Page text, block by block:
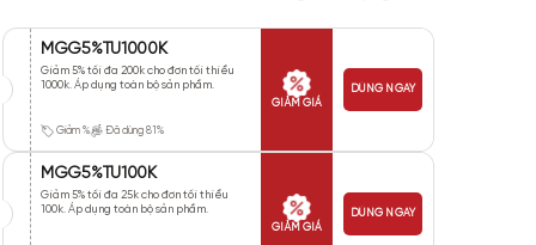
MGG5%TU1000K
Giảm 5% tối đa 200k cho đơn tối thiểu
1000k. Áp dụng toàn bộ sản phẩm.
Giảm % Đã dùng 81%
GIẢM GIÁ
DÙNG NGAY
MGG5%TU100K
Giảm 5% tối đa 25k cho đơn tối thiểu
100k. Áp dụng toàn bộ sản phẩm.
GIẢM GIÁ
DÙNG NGAY